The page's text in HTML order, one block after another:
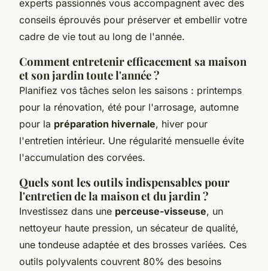
experts passionnés vous accompagnent avec des
conseils éprouvés pour préserver et embellir votre
cadre de vie tout au long de l'année.
Comment entretenir efficacement sa maison
et son jardin toute l'année ?
Planifiez vos tâches selon les saisons : printemps
pour la rénovation, été pour l'arrosage, automne
pour la préparation hivernale, hiver pour
l'entretien intérieur. Une régularité mensuelle évite
l'accumulation des corvées.
Quels sont les outils indispensables pour
l'entretien de la maison et du jardin ?
Investissez dans une perceuse-visseuse, un
nettoyeur haute pression, un sécateur de qualité,
une tondeuse adaptée et des brosses variées. Ces
outils polyvalents couvrent 80% des besoins